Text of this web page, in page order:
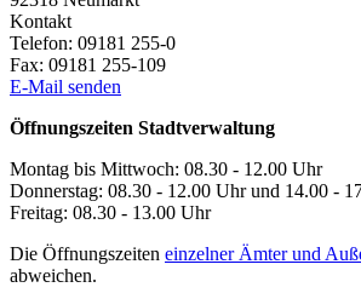
Kontakt
Telefon: 09181 255-0
Fax: 09181 255-109
E-Mail senden
Öffnungszeiten Stadtverwaltung
Montag bis Mittwoch: 08.30 - 12.00 Uhr
Donnerstag: 08.30 - 12.00 Uhr und 14.00 -
Freitag: 08.30 - 13.00 Uhr
Die Öffnungszeiten einzelner Ämter und
abweichen.